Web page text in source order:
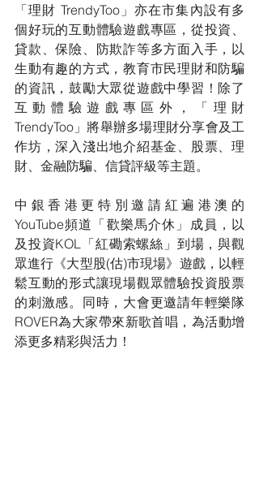
「理財 TrendyToo」亦在市集內設有多
個好玩的互動體驗遊戲專區，從投資、
貸款、保險、防欺詐等多方面入手，以
生動有趣的方式，教育市民理財和防騙
的資訊，鼓勵大眾從遊戲中學習！除了
互動體驗遊戲專區外，「理財
TrendyToo」將舉辦多場理財分享會及工
作坊，深入淺出地介紹基金、股票、理
財、金融防騙、信貸評級等主題。
中銀香港更特別邀請紅遍港澳的
YouTube頻道「歡樂馬介休」成員，以
及投資KOL「紅磡索螺絲」到場，與觀
眾進行《大型股(估)市現場》遊戲，以輕
鬆互動的形式讓現場觀眾體驗投資股票
的刺激感。同時，大會更邀請年輕樂隊
ROVER為大家帶來新歌首唱，為活動增
添更多精彩與活力！